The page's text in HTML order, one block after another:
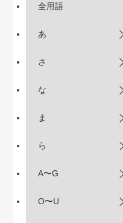
全用語
あ
さ
な
ま
ら
A〜G
O〜U